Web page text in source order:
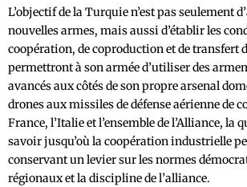
L’objectif de la Turquie n’est pas seulement
nouvelles armes, mais aussi d’établir les
coopération, de coproduction et de transfert
permettront à son armée d’utiliser des
avancés aux côtés de son propre arsenal
drones aux missiles de défense aérienne de
France, l’Italie et l’ensemble de l’Alliance, la
savoir jusqu’où la coopération industrielle
conservant un levier sur les normes
régionaux et la discipline de l’alliance.